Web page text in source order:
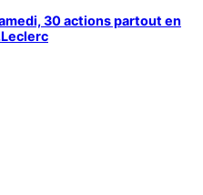
30 actions partout en